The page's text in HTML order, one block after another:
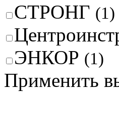
СТРОНГ (1)
ЭНКОР (1)
Применить